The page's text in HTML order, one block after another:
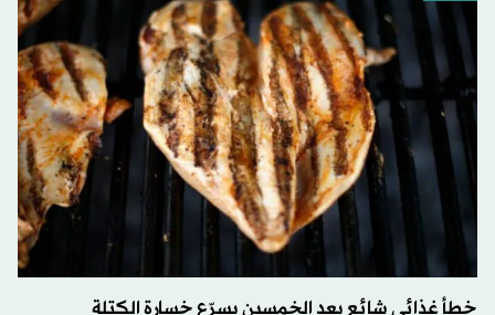
خطأ غذائي شائع بعد الخمسين يسرّع خسارة الكتلة